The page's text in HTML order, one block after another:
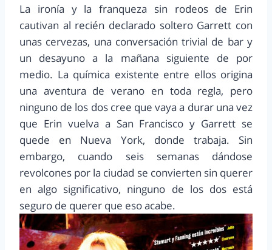
La ironía y la franqueza sin rodeos de Erin
cautivan al recién declarado soltero Garrett con
unas cervezas, una conversación trivial de bar y
un desayuno a la mañana siguiente de por
medio. La química existente entre ellos origina
una aventura de verano en toda regla, pero
ninguno de los dos cree que vaya a durar una vez
que Erin vuelva a San Francisco y Garrett se
quede en Nueva York, donde trabaja. Sin
embargo, cuando seis semanas dándose
revolcones por la ciudad se convierten sin querer
en algo significativo, ninguno de los dos está
seguro de querer que eso acabe.